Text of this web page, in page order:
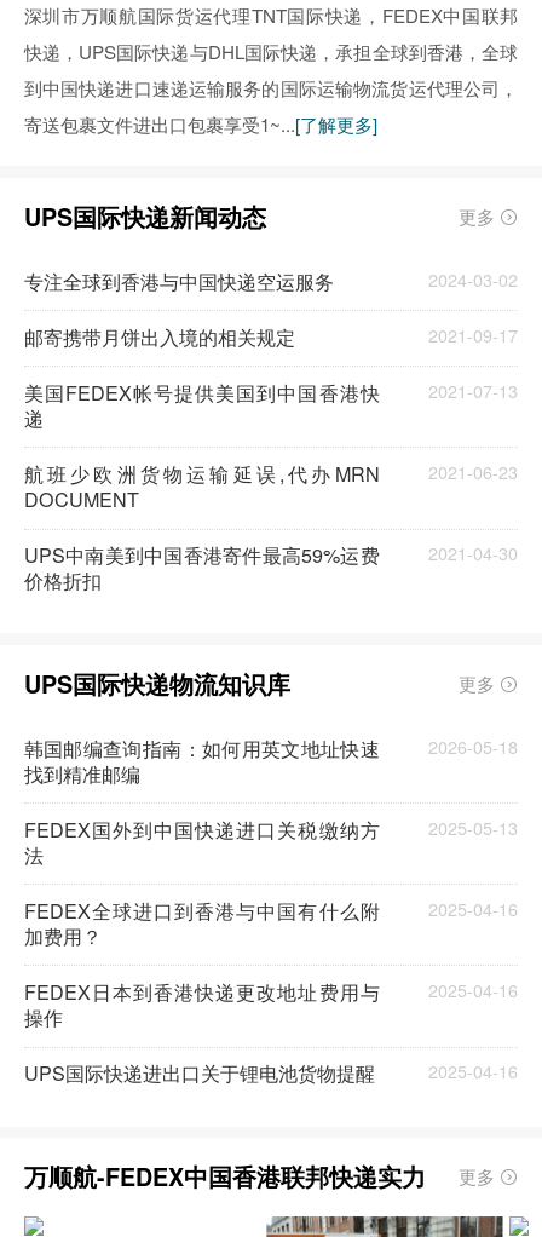
深圳市万顺航国际货运代理TNT国际快递，FEDEX中国联邦
快递，UPS国际快递与DHL国际快递，承担全球到香港，全球
到中国快递进口速递运输服务的国际运输物流货运代理公司，
寄送包裹文件进出口包裹享受1~...[了解更多]
UPS国际快递新闻动态 更多
专注全球到香港与中国快递空运服务 2024-03-02
邮寄携带月饼出入境的相关规定 2021-09-17
美国FEDEX帐号提供美国到中国香港快
递
2021-07-13
航班少欧洲货物运输延误,代办MRN
DOCUMENT
2021-06-23
UPS中南美到中国香港寄件最高59%运费
价格折扣
2021-04-30
UPS国际快递物流知识库 更多
韩国邮编查询指南：如何用英文地址快速
找到精准邮编
2026-05-18
FEDEX国外到中国快递进口关税缴纳方
法
2025-05-13
FEDEX全球进口到香港与中国有什么附
加费用？
2025-04-16
FEDEX日本到香港快递更改地址费用与
操作
2025-04-16
UPS国际快递进出口关于锂电池货物提醒 2025-04-16
万顺航-FEDEX中国香港联邦快递实力 更多